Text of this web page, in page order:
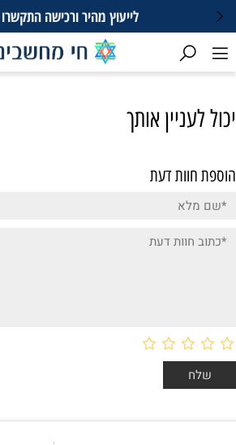
לייעוץ מהיר ורכישה
יכול לעניין אותך
הוספת חוות דעת